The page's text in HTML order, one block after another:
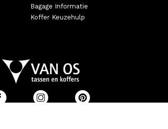
Bagage Informatie
Koffer Keuzehulp